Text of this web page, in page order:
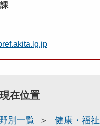
在位置
別一覧 健康・福祉